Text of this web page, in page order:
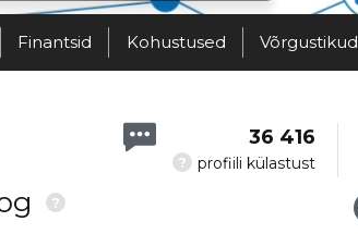
Finantsid Kohustused Võrgustikud
?
? profiili külastust
36 416